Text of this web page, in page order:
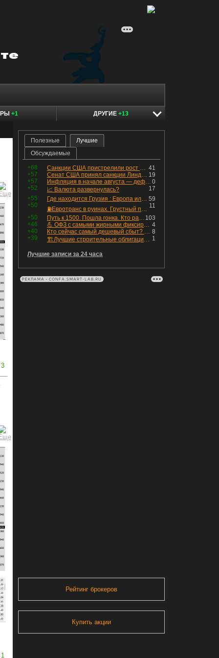
+1 ДРУГИЕ +13
3
1
Полезные
Лучшие
Обсуждаемые
+68 41
Санкции США пристрелили рост акций в России
+57
19
Сенат США принял санкции Линдси Грэма против России
+57
0
Инфляция в начале августа — дефляция из-за топлива и плодоовощной корзины, но услуги продолжают дорожать, а рубль начал ослабевать.
+52
17
📈 Валюта развернулась?
+55
59
Где находится Грузия : Европа или Азия
+50
11
⛽️Евротранс в руинах. Грустный пост😶😞 Что изменилось в облигациях?
+50
103
Путь к 1500. Пошла гонка. Кто раньше продаст.
+46
4
💪 ОФЗ с самыми жирными фиксированными купонами
+40
8
Кто сейчас самый дешевый сбыт? Сводный пост по сбытовым компаниям по отчетам РСБУ за Q2 26г.
+39
1
🏗Лучшие строительные облигации первого эшелона
Лучшие записи за 24 часа
РЕКЛАМА • CONFA.SMART-LAB.RU
Рейтинг брокеров
Купить акции